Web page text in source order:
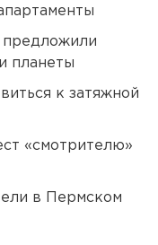
предложили
планеты
к затяжной
«смотрителю»
в Пермском